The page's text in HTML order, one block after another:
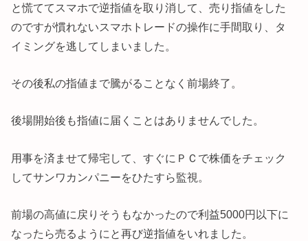
と慌ててスマホで逆指値を取り消して、売り指値をした
のですが慣れないスマホトレードの操作に手間取り、タ
イミングを逃してしまいました。
その後私の指値まで騰がることなく前場終了。
後場開始後も指値に届くことはありませんでした。
用事を済ませて帰宅して、すぐにＰＣで株価をチェック
してサンワカンパニーをひたすら監視。
前場の高値に戻りそうもなかったので利益5000円以下に
なったら売るようにと再び逆指値をいれました。